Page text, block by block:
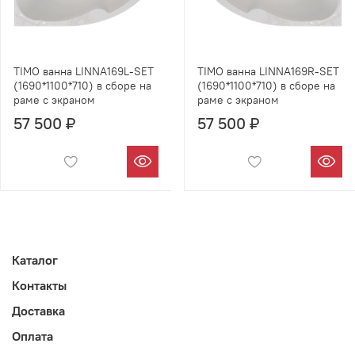
TIMO ванна LINNA169L-SET
(1690*1100*710) в сборе на
раме с экраном
57 500 ₽
TIMO ванна LINNA169R-SET
(1690*1100*710) в сборе на
раме с экраном
57 500 ₽
Каталог
Контакты
Доставка
Оплата